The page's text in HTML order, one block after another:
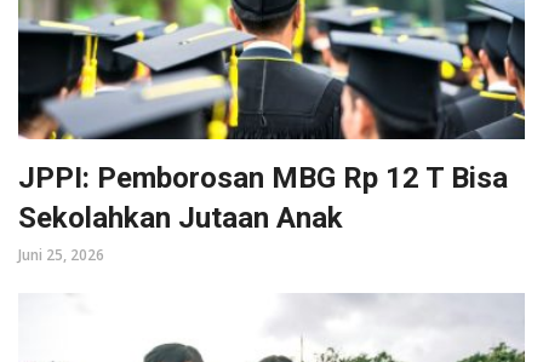
JPPI: Pemborosan MBG Rp 12 T Bisa
Sekolahkan Jutaan Anak
Juni 25, 2026